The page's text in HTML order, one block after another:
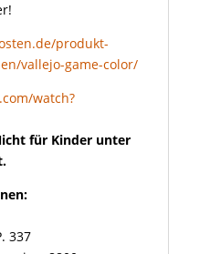
produkt-
vallejo-game-color/
watch?
für Kinder unter
337